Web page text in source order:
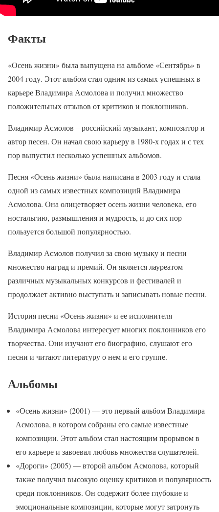
Факты
«Осень жизни» была выпущена на альбоме «Сентябрь» в
2004 году. Этот альбом стал одним из самых успешных в
карьере Владимира Асмолова и получил множество
положительных отзывов от критиков и поклонников.
Владимир Асмолов – российский музыкант, композитор и
автор песен. Он начал свою карьеру в 1980-х годах и с тех
пор выпустил несколько успешных альбомов.
Песня «Осень жизни» была написана в 2003 году и стала
одной из самых известных композиций Владимира
Асмолова. Она олицетворяет осень жизни человека, его
ностальгию, размышления и мудрость, и до сих пор
пользуется большой популярностью.
Владимир Асмолов получил за свою музыку и песни
множество наград и премий. Он является лауреатом
различных музыкальных конкурсов и фестивалей и
продолжает активно выступать и записывать новые песни.
История песни «Осень жизни» и ее исполнителя
Владимира Асмолова интересует многих поклонников его
творчества. Они изучают его биографию, слушают его
песни и читают литературу о нем и его группе.
Альбомы
«Осень жизни» (2001) — это первый альбом Владимира
Асмолова, в котором собраны его самые известные
композиции. Этот альбом стал настоящим прорывом в
его карьере и завоевал любовь множества слушателей.
«Дороги» (2005) — второй альбом Асмолова, который
также получил высокую оценку критиков и популярность
среди поклонников. Он содержит более глубокие и
эмоциональные композиции, которые могут затронуть